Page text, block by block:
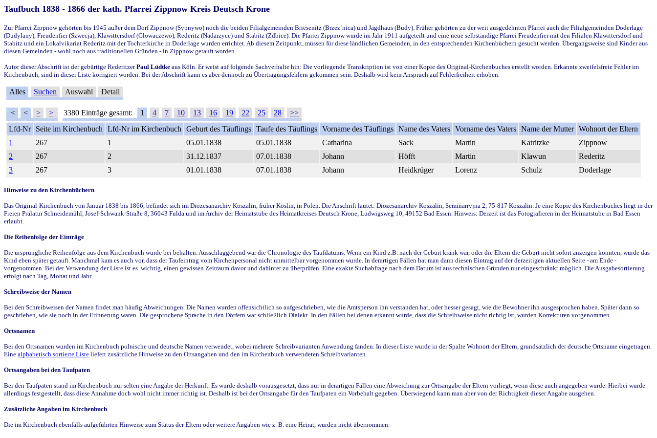
Taufbuch 1838 - 1866 der kath. Pfarrei Zippnow Kreis Deutsch Krone
Zur Pfarrei Zippnow gehörten bis 1945 außer dem Dorf Zippnow (Sypnywo) noch die beiden Filialgemeinden Briesenitz (Brzez`nica) und Jagdhaus (Budy). Früher gehörten zu der weit ausgedehnten Pfarrei auch die Filialgemeinden Doderlage
(Dudylany), Freudenfier (Szwecja), Klawittersdorf (Glowaczewo), Rederitz (Nadarzyce) und Stabitz (Zdbice). Die Pfarrei Zippnow wurde im Jahr 1911 aufgeteilt und eine neue selbständige Pfarrei Freudenfier mit den Filialen Klawittersdorf und
Stabitz und ein Lokalvikariat Rederitz mit der Tochterkirche in Doderlage wurden errichtet. Ab diesem Zeitpunkt, müssen für diese ländlichen Gemeinden, in den entsprechenden Kirchenbüchern gesucht werden. Übergangsweise sind Kinder aus
diesen Gemeinden - wohl noch aus traditionellen Gründen - in Zippnow getauft worden.
Autor dieser Abschrift ist der gebürtige RederitzerPaul Lüdtke aus Köln. Er weist auf folgende Sachverhalte hin: Die vorliegende Transkription ist von einer Kopie des Original-Kirchenbuches erstellt worden. Erkannte zweifelsfreie Fehler im
Kirchenbuch, sind in dieser Liste korrigiert worden. Bei der Abschrift kann es aber dennoch zu Übertragungsfehlern gekommen sein. Deshalb wird kein Anspruch auf Fehlerfreiheit erhoben.
Alles Suchen Auswahl Detail
|< < > >| 3380 Einträge gesamt: 1 4 7 10 13 16 19 22 25 28
>>
Lfd-Nr
Seite im Kirchenbuch Lfd-Nr im Kirchenbuch Geburt des Täuflings Taufe des Täuflings Vorname des Täuflings Name des Vaters Vorname des Vaters Name der Mutter Wohnort der Eltern
1
267 1 05.01.1838 05.01.1838 Catharina Sack Martin Katritzke
Zippnow
2
267 2 31.12.1837 07.01.1838 Johann Höfft Martin Klawun
Rederitz
3
267 3 01.01.1838 07.01.1838 Johann Heidkrüger Lorenz Schulz Doderlage
Hinweise zu den Kirchenbüchern
Das Original-Kirchenbuch von Januar 1838 bis 1866, befindet sich im Diözesanarchiv Koszalin, früher Köslin, in Polen. Die Anschrift lautet: Diözesanarchiv Koszalin, Seminarryjna 2, 75-817 Koszalin. Je eine Kopie des Kirchenbuches liegt in der
Freien Prälatur Schneidemühl, Josef-Schwank-Straße 8, 36043 Fulda und im Archiv der Heimatstube des Heimatkreises Deutsch Krone, Ludwigsweg 10, 49152 Bad Essen. Hinweis: Derzeit ist das Fotografieren in der Heimatstube in Bad Essen
erlaubt.
Die Reihenfolge der Einträge
Die ursprüngliche Reihenfolge aus dem Kirchenbuch wurde bei behalten. Ausschlaggebend war die Chronologie des Taufdatums. Wenn ein Kind z.B. nach der Geburt krank war, oder die Eltern die Geburt nicht sofort anzeigen konnten, wurde das
Kind eben später getauft. Manchmal kam es auch vor, dass der Taufeintrag vom Kirchenpersonal nicht unmittelbar vorgenommen wurde. In derartigen Fällen hat man dann diesen Eintrag auf der derzeitigen aktuellen Seite - am Ende -
vorgenommen. Bei der Verwendung der Liste ist es wichtig, einen gewissen Zeitraum davor und dahinter zu überprüfen. Eine exakte Suchabfrage nach dem Datum ist aus technischen Gründen nur eingeschränkt möglich. Die Ausgabesortierung
erfolgt nach Tag, Monat und Jahr.
Schreibweise der Namen
Bei den Schreibweisen der Namen findet man häufig Abweichungen. Die Namen wurden offensichtlich so aufgeschrieben, wie die Amtsperson ihn verstanden hat, oder besser gesagt, wie die Bewohner ihn ausgesprochen haben. Später dann so
geschrieben, wie sie noch in der Erinnerung waren. Die gesprochene Sprache in den Dörfern war schließlich Dialekt. In den Fällen bei denen erkannt wurde, dass die Schreibweise nicht richtig ist, wurden Korrekturen vorgenommen.
Ortsnamen
Bei den Ortsnamen wurden im Kirchenbuch polnische und deutsche Namen verwendet, wobei mehrere Schreibvarianten Anwendung fanden. In dieser Liste wurde in der Spalte Wohnort der Eltern, grundsätzlich der deutsche Ortsname eingetragen.
Eine alphabetisch sortierte Liste liefert zusätzliche Hinweise zu den Ortsangaben und den im Kirchenbuch verwendeten Schreibvarianten.
Ortsangaben bei den Taufpaten
Bei den Taufpaten stand im Kirchenbuch nur selten eine Angabe der Herkunft. Es wurde deshalb vorausgesetzt, dass nur in derartigen Fällen eine Abweichung zur Ortsangabe der Eltern vorliegt, wenn diese auch angegeben wurde. Hierbei wurde
allerdings festgestellt, dass diese Annahme doch wohl nicht immer richtig ist. Deshalb ist bei der Ortsangabe für den Taufpaten ein Vorbehalt gegeben. Überwiegend kann man aber von der Richtigkeit dieser Angabe ausgehen.
Zusätzliche Angaben im Kirchenbuch
Die im Kirchenbuch ebenfalls aufgeführten Hinweise zum Status der Eltern oder weitere Angaben wie z. B. eine Heirat, wurden nicht übernommen.